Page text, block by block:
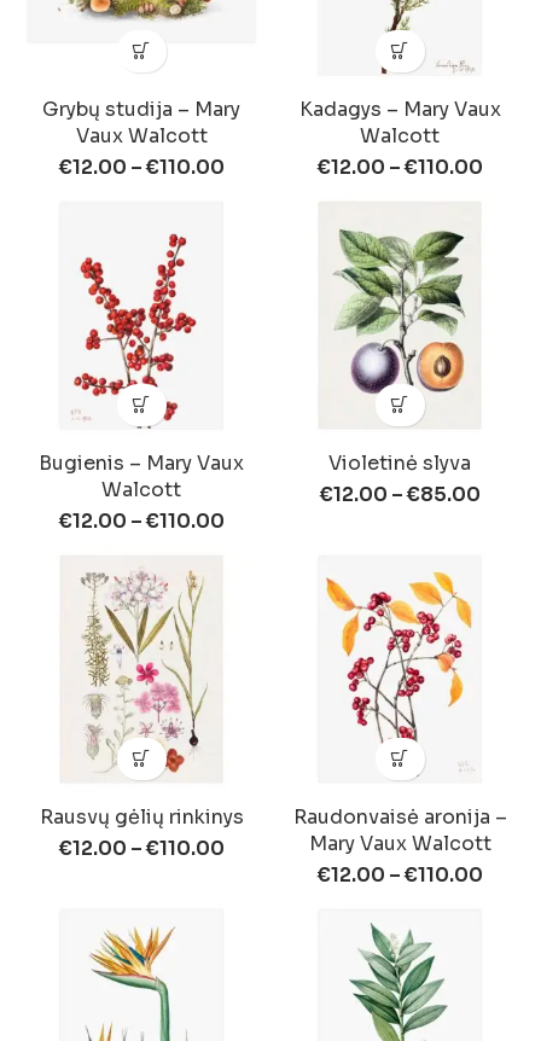
Grybų studija – Mary
Vaux Walcott
€12.00 –€110.00
Kadagys – Mary Vaux
Walcott
€12.00 –€110.00
Bugienis – Mary Vaux
Walcott
€12.00 –€110.00
Violetinė slyva
€12.00 –€85.00
Rausvų gėlių rinkinys
€12.00 –€110.00
Raudonvaisė aronija –
Mary Vaux Walcott
€12.00 –€110.00